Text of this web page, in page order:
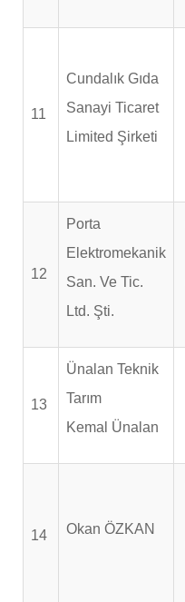
11
Cundalık Gıda
Sanayi Ticaret
Limited Şirketi
12
Porta
Elektromekanik
San. Ve Tic.
Ltd. Şti.
13
Ünalan Teknik
Tarım
Kemal Ünalan
14 Okan ÖZKAN